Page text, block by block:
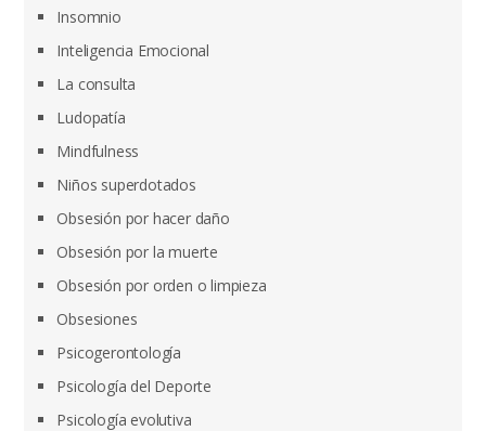
Insomnio
Inteligencia Emocional
La consulta
Ludopatía
Mindfulness
Niños superdotados
Obsesión por hacer daño
Obsesión por la muerte
Obsesión por orden o limpieza
Obsesiones
Psicogerontología
Psicología del Deporte
Psicología evolutiva